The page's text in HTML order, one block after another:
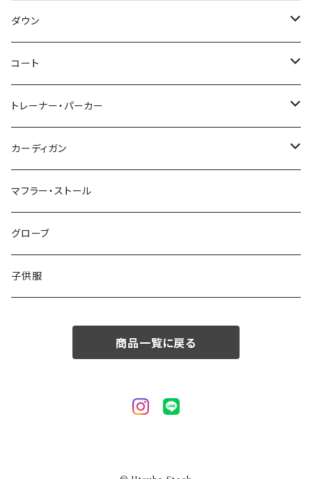
～44/S
46/M
48/L
50/XL～
ダウン
～44/S
46/M
48/L
50/XL～
コート
～44/S
46/M
48/L
50/XL～
トレーナー・パーカー
～44/S
46/M
48/L
50/XL～
カーディガン
～44/S
46/M
48/L
マフラー・ストール
グローブ
子供服
商品一覧に戻る